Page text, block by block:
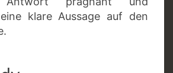
klare Aussage auf den